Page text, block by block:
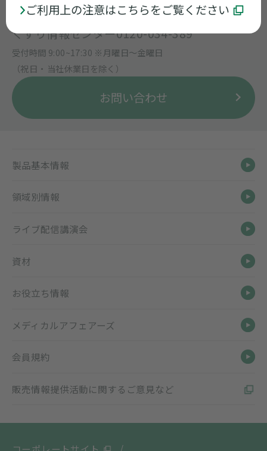
ご利用上の注意はこちらをご覧ください
製品に関するお問い合わせ
くすり情報センター0120-034-389
受付時間 9:00~17:30 ※月曜日〜金曜日
（祝日・当社休業日を除く）
お問い合わせ
製品基本情報
領域別情報
ライブ配信講演会
資材
お役立ち情報
メディカルアフェアーズ
会員規約
販売情報提供活動に関するご意見など